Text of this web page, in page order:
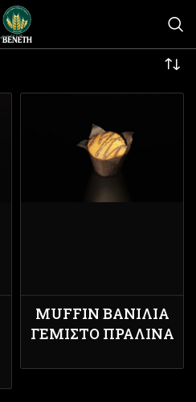
MUFFIN ΒΑΝΊΛΙΑ
ΓΕΜΙΣΤΌ ΠΡΑΛΊΝΑ